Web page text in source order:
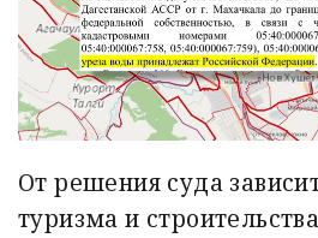
От решения суда
туризма и